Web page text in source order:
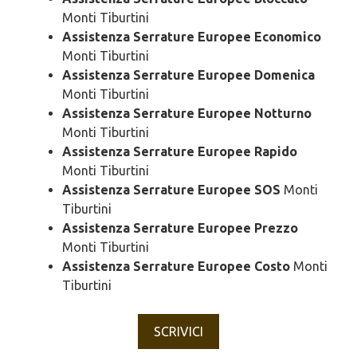
Monti Tiburtini
Assistenza Serrature Europee Economico
Monti Tiburtini
Assistenza Serrature Europee Domenica
Monti Tiburtini
Assistenza Serrature Europee Notturno
Monti Tiburtini
Assistenza Serrature Europee Rapido
Monti Tiburtini
Assistenza Serrature Europee SOS Monti
Tiburtini
Assistenza Serrature Europee Prezzo
Monti Tiburtini
Assistenza Serrature Europee Costo Monti
Tiburtini
SCRIVICI